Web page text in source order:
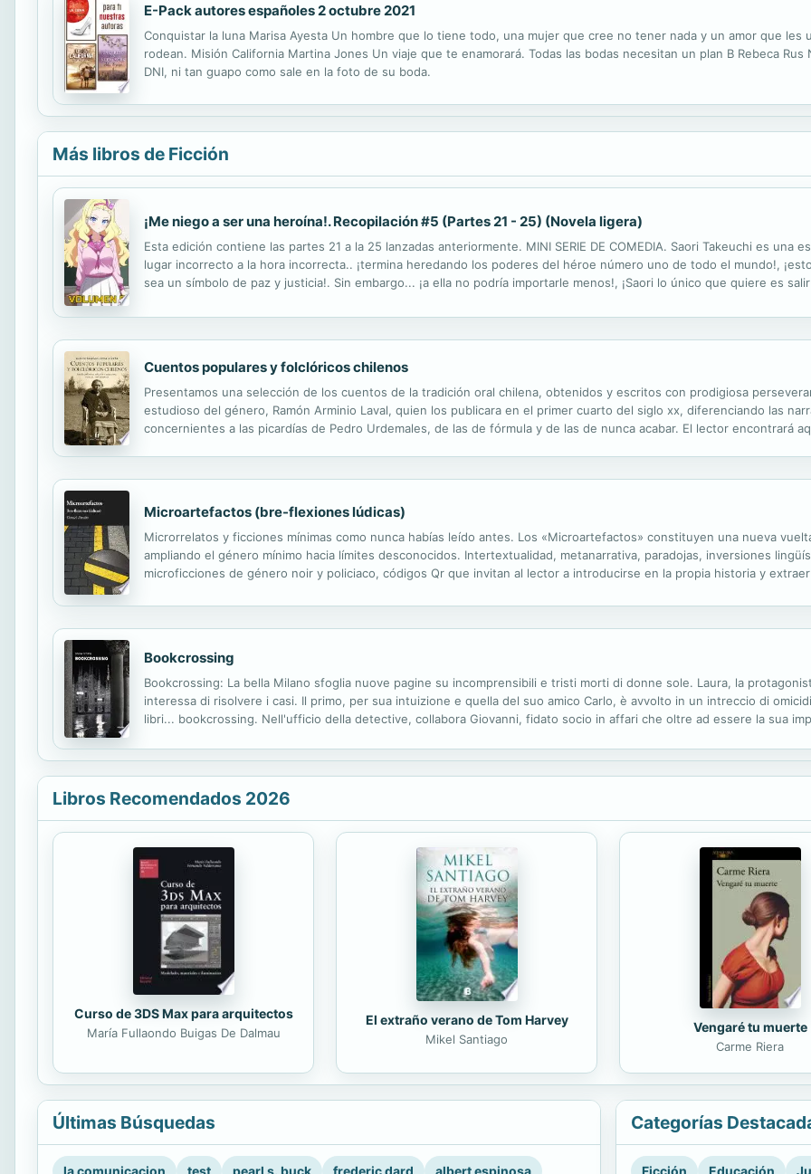
E-Pack autores españoles 2 octubre 2021
Conquistar la luna Marisa Ayesta Un hombre que lo tiene todo, una mujer que cree no tener nada y un amor que les
rodean. Misión California Martina Jones Un viaje que te enamorará. Todas las bodas necesitan un plan B Rebeca
DNI, ni tan guapo como sale en la foto de su boda.
Más libros de Ficción
¡Me niego a ser una heroína!. Recopilación #5 (Partes 21 - 25) (Novela ligera)
Esta edición contiene las partes 21 a la 25 lanzadas anteriormente. MINI SERIE DE COMEDIA. Saori Takeuchi es una
lugar incorrecto a la hora incorrecta.. ¡termina heredando los poderes del héroe número uno de todo el mundo!,
sea un símbolo de paz y justicia!. Sin embargo... ¡a ella no podría importarle menos!, ¡Saori lo único que quiere es
Cuentos populares y folclóricos chilenos
Presentamos una selección de los cuentos de la tradición oral chilena, obtenidos y escritos con prodigiosa
estudioso del género, Ramón Arminio Laval, quien los publicara en el primer cuarto del siglo xx, diferenciando las
concernientes a las picardías de Pedro Urdemales, de las de fórmula y de las de nunca acabar. El lector encontrará
Microartefactos (bre-flexiones lúdicas)
Microrrelatos y ficciones mínimas como nunca habías leído antes. Los «Microartefactos» constituyen una nueva
ampliando el género mínimo hacia límites desconocidos. Intertextualidad, metanarrativa, paradojas, inversiones
microficciones de género noir y policiaco, códigos Qr que invitan al lector a introducirse en la propia historia y
Bookcrossing
Bookcrossing: La bella Milano sfoglia nuove pagine su incomprensibili e tristi morti di donne sole. Laura, la
interessa di risolvere i casi. Il primo, per sua intuizione e quella del suo amico Carlo, è avvolto in un intreccio di
libri... bookcrossing. Nell'ufficio della detective, collabora Giovanni, fidato socio in affari che oltre ad essere la sua
Libros Recomendados 2026
Curso de 3DS Max para arquitectos
María Fullaondo Buigas De Dalmau
El extraño verano de Tom Harvey
Mikel Santiago
Vengaré tu muerte
Carme Riera
Últimas Búsquedas Categorías